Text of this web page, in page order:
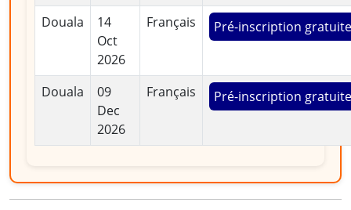
Douala
14
Oct
2026
Français Pré-inscription gratuite
Douala
09
Dec
2026
Français Pré-inscription gratuite